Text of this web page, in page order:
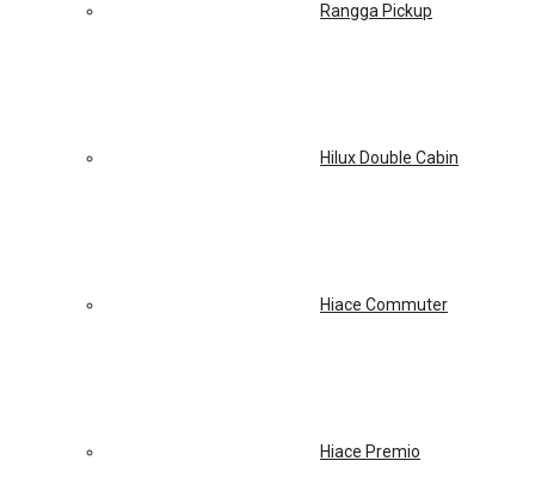
Rangga Pickup
Hilux Double Cabin
Hiace Commuter
Hiace Premio